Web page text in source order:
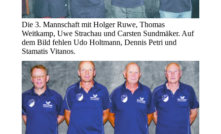
Die 3. Mannschaft mit Holger Ruwe, Thomas
Weitkamp, Uwe Strachau und Carsten Sundmäker. Auf
dem Bild fehlen Udo Holtmann, Dennis Petri und
Stamatis Vitanos.